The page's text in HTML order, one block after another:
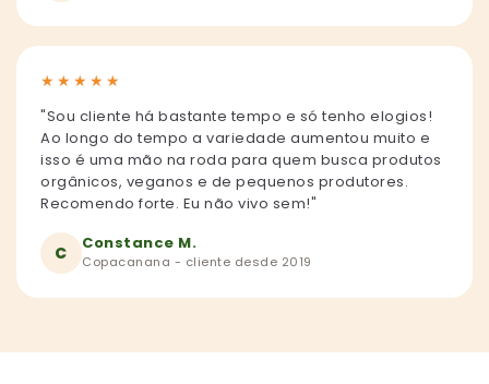
★ ★ ★ ★ ★
"Sou cliente há bastante tempo e só tenho elogios!
Ao longo do tempo a variedade aumentou muito e
isso é uma mão na roda para quem busca produtos
orgânicos, veganos e de pequenos produtores.
Recomendo forte. Eu não vivo sem!"
C Constance M.
Copacanana - cliente desde 2019